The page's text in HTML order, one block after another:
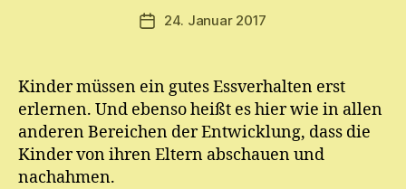
Beitragsautor
m
ic
h
el
Veröffentlichungsdatum
24. Januar 2017
Kinder müssen ein gutes Essverhalten erst
erlernen. Und ebenso heißt es hier wie in allen
anderen Bereichen der Entwicklung, dass die
Kinder von ihren Eltern abschauen und
nachahmen.